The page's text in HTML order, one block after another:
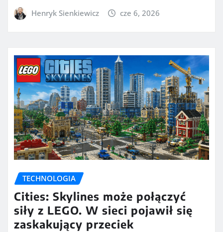
Henryk Sienkiewicz cze 6, 2026
TECHNOLOGIA
Cities: Skylines może połączyć
siły z LEGO. W sieci pojawił się
zaskakujący przeciek